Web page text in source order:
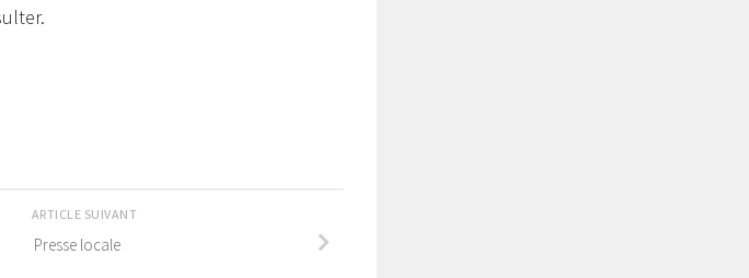
ARTICLE SUIVANT
Presse locale